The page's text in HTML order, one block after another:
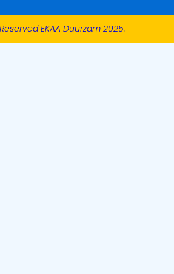
EKAA Duurzam 2025.